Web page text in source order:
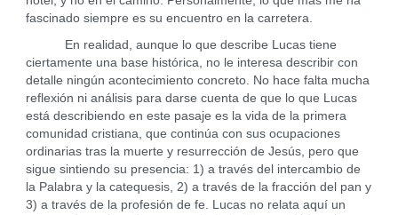
fascinado siempre es su encuentro en la carretera.
En realidad, aunque lo que describe Lucas tiene
ciertamente una base histórica, no le interesa describir con
detalle ningún acontecimiento concreto. No hace falta mucha
reflexión ni análisis para darse cuenta de que lo que Lucas
está describiendo en este pasaje es la vida de la primera
comunidad cristiana, que continúa con sus ocupaciones
ordinarias tras la muerte y resurrección de Jesús, pero que
sigue sintiendo su presencia: 1) a través del intercambio de
la Palabra y la catequesis, 2) a través de la fracción del pan y
3) a través de la profesión de fe. Lucas no relata aquí un